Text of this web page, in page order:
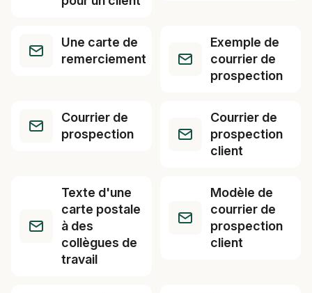
Une carte de
remerciement
Exemple de
courrier de
prospection
Courrier de
prospection
Courrier de
prospection
client
Texte d'une
carte postale
à des
collègues de
travail
Modèle de
courrier de
prospection
client